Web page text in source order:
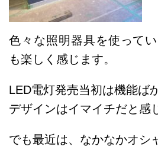
色々な照明器具を使って
も楽しく感じます。
LED電灯発売当初は機能ば
デザインはイマイチだと感
でも最近は、なかなかオシ